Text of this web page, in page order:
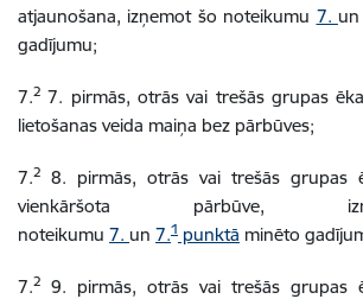
atjaunošana, izņemot šo noteikumu 7.
gadījumu;
7.2 7. pirmās, otrās vai trešās grupas
lietošanas veida maiņa bez pārbūves;
7.2
8. pirmās, otrās vai trešās grupas
vienkāršota pārbūve,
noteikumu 7. un 7.1 punktā minēto
7.2
9. pirmās, otrās vai trešās grupas